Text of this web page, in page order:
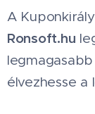
A
Ronsoft.hu
élvezhesse